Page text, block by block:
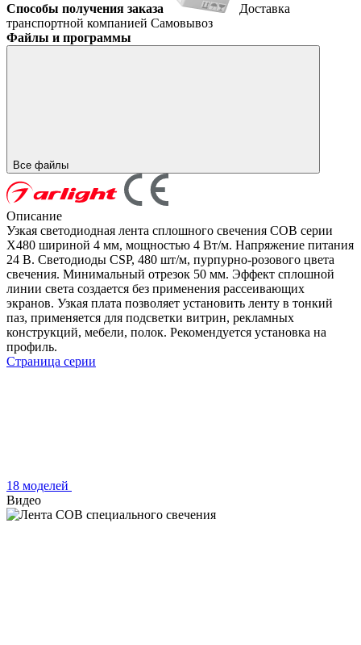
Способы получения заказа
Доставка
транспортной компанией Самовывоз
Файлы и программы
Все файлы
Описание
Узкая светодиодная лента сплошного свечения COB серии
X480 шириной 4 мм, мощностью 4 Вт/м. Напряжение питания
24 В. Светодиоды CSP, 480 шт/м, пурпурно-розового цвета
свечения. Минимальный отрезок 50 мм. Эффект сплошной
линии света создается без применения рассеивающих
экранов. Узкая плата позволяет установить ленту в тонкий
паз, применяется для подсветки витрин, рекламных
конструкций, мебели, полок. Рекомендуется установка на
профиль.
Страница серии
18 моделей
Видео